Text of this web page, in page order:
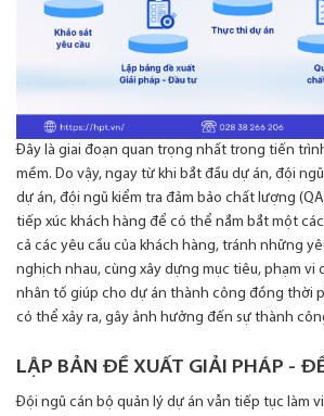
Đây là giai đoạn quan trọng nhất trong tiến
mềm. Do vậy, ngay từ khi bắt đầu dự án, đội
dự án, đội ngũ kiểm tra đảm bảo chất lượng
tiếp xúc khách hàng để có thể nắm bắt một
cả các yêu cầu của khách hàng, tránh những
nghịch nhau, cùng xây dựng mục tiêu, phạm vi
nhân tố giúp cho dự án thành công đồng thời
có thể xảy ra, gây ảnh hưởng đến sự thành
LẬP BẢN ĐỀ XUẤT GIẢI PHÁP -
Đội ngũ cán bộ quản lý dự án vẫn tiếp tục làm